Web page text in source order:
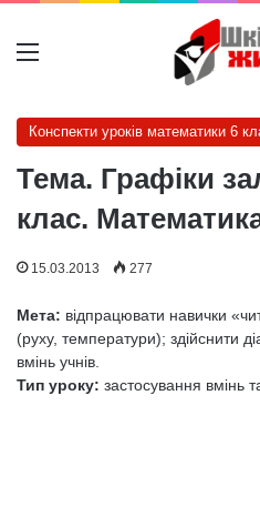
Меню
Конспекти уроків математики 6
Тема. Графіки
клас.
15.03.2013 277
Мета: відпрацювати навички
(руху, температури); здійснити
вмінь учнів.
Тип уроку: застосування вмінь